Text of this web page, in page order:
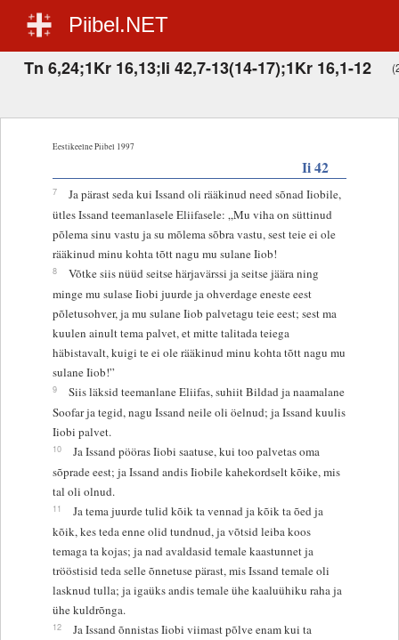
Piibel.NET
Tn 6,24;1Kr 16,13;Ii 42,7-13(14-17);1Kr 16,1-12
Eestikeelne Piibel 1997
Ii 42
7
Ja pärast seda kui Issand oli rääkinud need sõnad Iiobile,
ütles Issand teemanlasele Eliifasele: „Mu viha on süttinud
põlema sinu vastu ja su mõlema sõbra vastu, sest teie ei ole
rääkinud minu kohta tõtt nagu mu sulane Iiob!
8
Võtke siis nüüd seitse härjavärssi ja seitse jäära ning
minge mu sulase Iiobi juurde ja ohverdage eneste eest
põletusohver, ja mu sulane Iiob palvetagu teie eest; sest ma
kuulen ainult tema palvet, et mitte talitada teiega
häbistavalt, kuigi te ei ole rääkinud minu kohta tõtt nagu mu
sulane Iiob!”
9
Siis läksid teemanlane Eliifas, suhiit Bildad ja naamalane
Soofar ja tegid, nagu Issand neile oli öelnud; ja Issand kuulis
Iiobi palvet.
10
Ja Issand pööras Iiobi saatuse, kui too palvetas oma
sõprade eest; ja Issand andis Iiobile kahekordselt kõike, mis
tal oli olnud.
11
Ja tema juurde tulid kõik ta vennad ja kõik ta õed ja
kõik, kes teda enne olid tundnud, ja võtsid leiba koos
temaga ta kojas; ja nad avaldasid temale kaastunnet ja
trööstisid teda selle õnnetuse pärast, mis Issand temale oli
lasknud tulla; ja igaüks andis temale ühe kaaluühiku raha ja
ühe kuldrõnga.
12
Ja Issand õnnistas Iiobi viimast põlve enam kui ta